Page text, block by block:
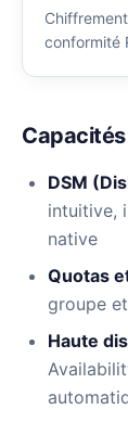
conformité
DSM
intuitive,
native
Quotas
groupe
Haute